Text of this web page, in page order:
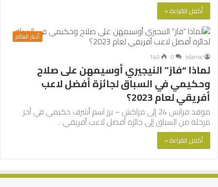
أكمل القراءة »
أخبار العالم
islamic
0
140
لماذا “فاز” النيجيري أوسيمهن على صلاح
وحكيمي في السباق لجائزة أفضل لاعب
أفريقي لعام 2023؟
موفد فرانس 24 إلى مراكش – برز اسم أشرف حكيمي في آخر
مرحلة من السباق إلى جائزة أفضل لاعب أفريقي…
أكمل القراءة »